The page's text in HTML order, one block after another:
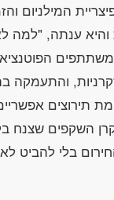
המילניום
ענתה, "למה
והתעמקה
תירוצים
השקפים שצנח
בלי להביט